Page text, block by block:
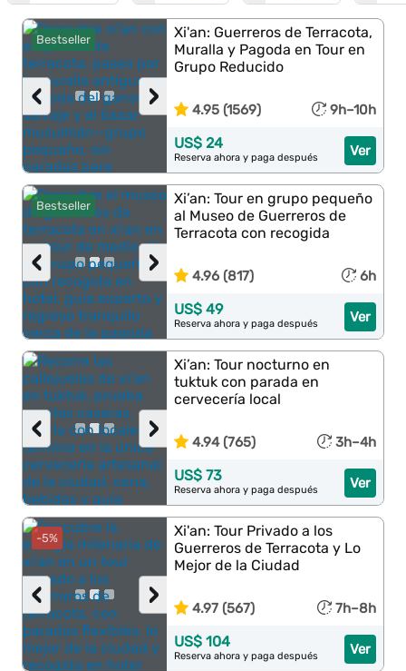
Bestseller
›
‹
Xi'an: Guerreros de Terracota,
Muralla y Pagoda en Tour en
Grupo Reducido
4.95 (1569) 9h–10h
Ver
US$ 24
Reserva ahora y paga después
Bestseller
›
‹
Xi’an: Tour en grupo pequeño
al Museo de Guerreros de
Terracota con recogida
4.96 (817) 6h
Ver
US$ 49
Reserva ahora y paga después
›
‹
Xi’an: Tour nocturno en
tuktuk con parada en
cervecería local
4.94 (765) 3h–4h
Ver
US$ 73
Reserva ahora y paga después
-5%
›
‹
Xi'an: Tour Privado a los
Guerreros de Terracota y Lo
Mejor de la Ciudad
4.97 (567) 7h–8h
Ver
US$ 104
Reserva ahora y paga después